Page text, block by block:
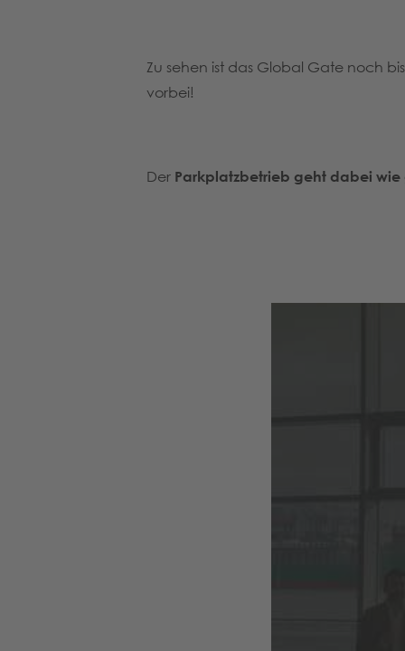
Zu sehen ist das Global Gate noch
vorbei!
Der Parkplatzbetrieb geht dabei